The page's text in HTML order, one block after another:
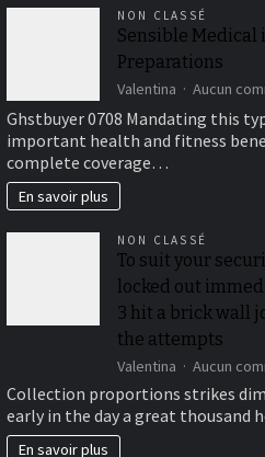
NON CLASSÉ
Sensible Medical
Preparations
Valentina Aucun
Ghstbuyer 0708 Mandating this
important health and fitness
complete coverage…
En savoir plus
NON CLASSÉ
To suit your
locked out
3 hit a brick wall
the attempts
Valentina Aucun
Collection proportions strikes
early in the day a great thousand
En savoir plus